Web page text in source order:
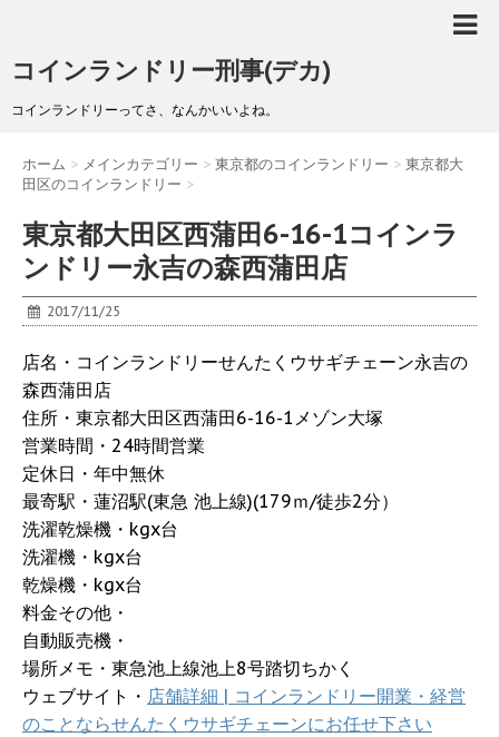
コインランドリー刑事(デカ)
コインランドリーってさ、なんかいいよね。
ホーム > メインカテゴリー > 東京都のコインランドリー > 東京都大
田区のコインランドリー >
東京都大田区西蒲田6-16-1コインラ
ンドリー永吉の森西蒲田店
2017/11/25
店名・コインランドリーせんたくウサギチェーン永吉の
森西蒲田店
住所・東京都大田区西蒲田6-16-1メゾン大塚
営業時間・24時間営業
定休日・年中無休
最寄駅・蓮沼駅(東急 池上線)(179ｍ/徒歩2分）
洗濯乾燥機・kgx台
洗濯機・kgx台
乾燥機・kgx台
料金その他・
自動販売機・
場所メモ・東急池上線池上8号踏切ちかく
ウェブサイト・ 店舗詳細 | コインランドリー開業・経営
のことならせんたくウサギチェーンにお任せ下さい